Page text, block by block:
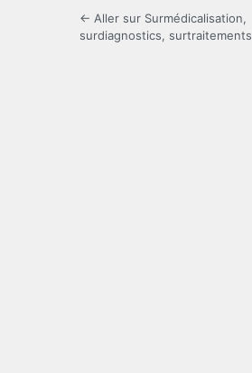
← Aller sur Surmédicalisation,
surdiagnostics, surtraitements